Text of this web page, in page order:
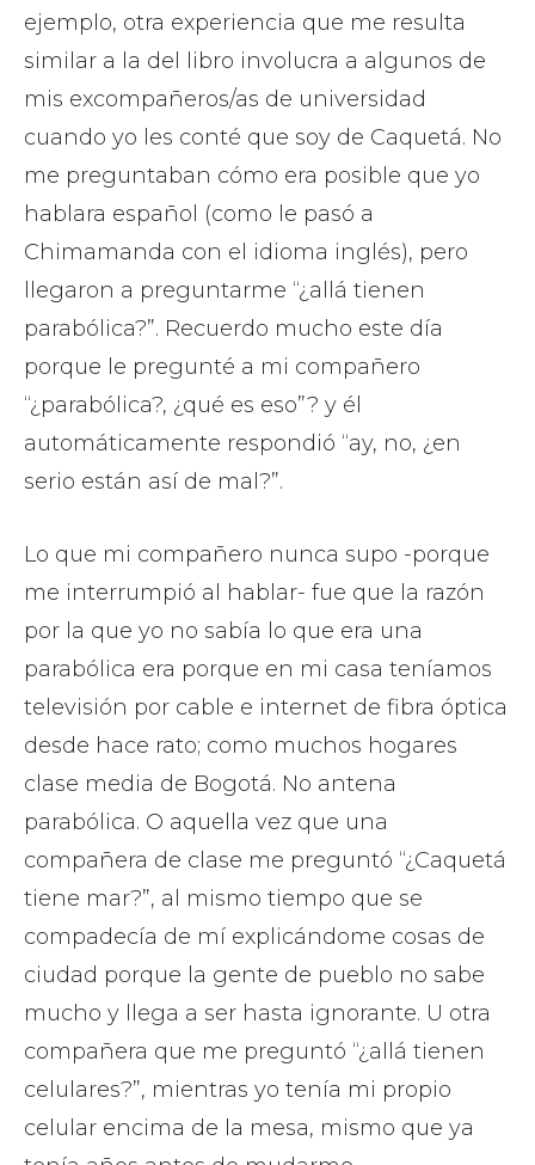
ejemplo, otra experiencia que me resulta
similar a la del libro involucra a algunos de
mis excompañeros/as de universidad
cuando yo les conté que soy de Caquetá. No
me preguntaban cómo era posible que yo
hablara español (como le pasó a
Chimamanda con el idioma inglés), pero
llegaron a preguntarme “¿allá tienen
parabólica?”. Recuerdo mucho este día
porque le pregunté a mi compañero
“¿parabólica?, ¿qué es eso”? y él
automáticamente respondió “ay, no, ¿en
serio están así de mal?”.
Lo que mi compañero nunca supo -porque
me interrumpió al hablar- fue que la razón
por la que yo no sabía lo que era una
parabólica era porque en mi casa teníamos
televisión por cable e internet de fibra óptica
desde hace rato; como muchos hogares
clase media de Bogotá. No antena
parabólica. O aquella vez que una
compañera de clase me preguntó “¿Caquetá
tiene mar?”, al mismo tiempo que se
compadecía de mí explicándome cosas de
ciudad porque la gente de pueblo no sabe
mucho y llega a ser hasta ignorante. U otra
compañera que me preguntó “¿allá tienen
celulares?”, mientras yo tenía mi propio
celular encima de la mesa, mismo que ya